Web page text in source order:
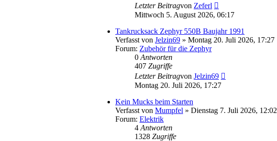
Letzter Beitragvon Zeferl
Beitrag
Mittwoch 5. August 2026, 06:17
Tankrucksack Zephyr 550B Baujahr 1991
Verfasst von Jelzin69 » Montag 20. Juli 2026, 17:27
Forum: Zubehör für die Zephyr
0 Antworten
407 Zugriffe
Letzter Beitragvon Jelzin69
Montag 20. Juli 2026, 17:27
Kein Mucks beim Starten
Verfasst von Mumpfel » Dienstag 7. Juli 2026, 12:02
Forum: Elektrik
4 Antworten
1328 Zugriffe